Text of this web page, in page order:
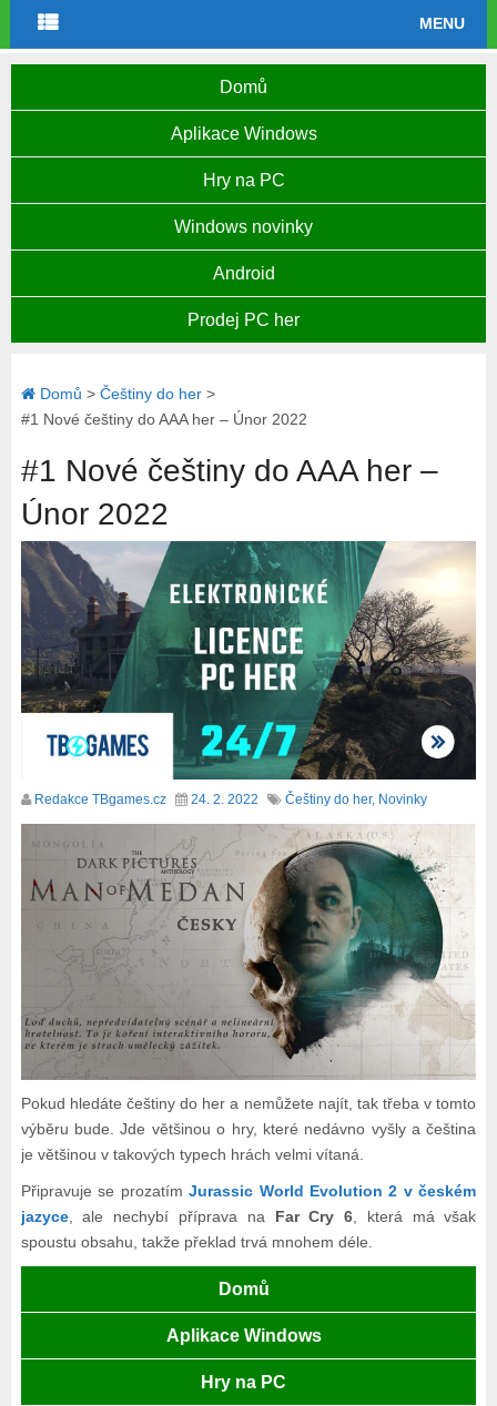
MENU
Domů
Aplikace Windows
Hry na PC
Windows novinky
Android
Prodej PC her
Domů > Češtiny do her>
#1 Nové češtiny do AAA her – Únor 2022
#1 Nové češtiny do AAA her –
Únor 2022
Redakce TBgames.cz 24. 2. 2022 Češtiny do her, Novinky
Pokud hledáte češtiny do her a nemůžete najít, tak třeba v tomto
výběru bude. Jde většinou o hry, které nedávno vyšly a čeština
je většinou v takových typech hrách velmi vítaná.
Připravuje se prozatímJurassic World Evolution 2 v českém
jazyce, ale nechybí příprava na Far Cry 6 , která má však
spoustu obsahu, takže překlad trvá mnohem déle.
Domů
Aplikace Windows
Hry na PC